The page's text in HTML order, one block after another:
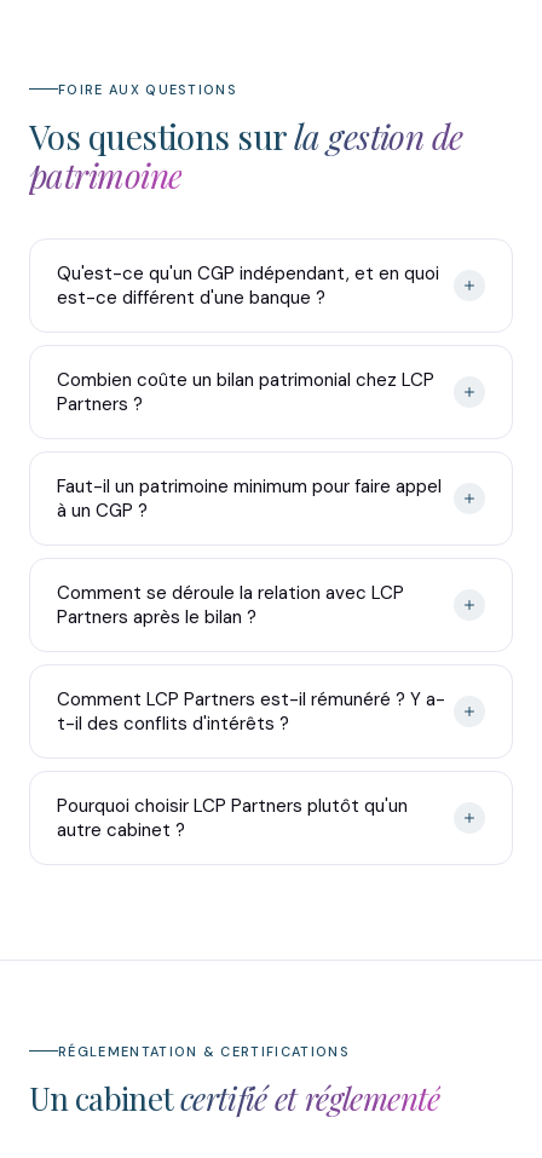
FOIRE AUX QUESTIONS
Vos questions surla gestion de
patrimoine
Qu'est-ce qu'un CGP indépendant, et en quoi
est-ce différent d'une banque ?
Combien coûte un bilan patrimonial chez LCP
Partners ?
Faut-il un patrimoine minimum pour faire appel
à un CGP ?
Comment se déroule la relation avec LCP
Partners après le bilan ?
Comment LCP Partners est-il rémunéré ? Y a-
t-il des conflits d'intérêts ?
Pourquoi choisir LCP Partners plutôt qu'un
autre cabinet ?
RÉGLEMENTATION & CERTIFICATIONS
Un cabinetcertifié et réglementé